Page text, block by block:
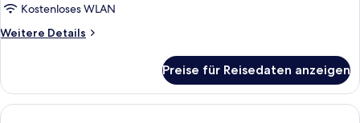
Kostenloses WLAN
Weitere Details
Weitere
Preise für Reisedaten anzeigen